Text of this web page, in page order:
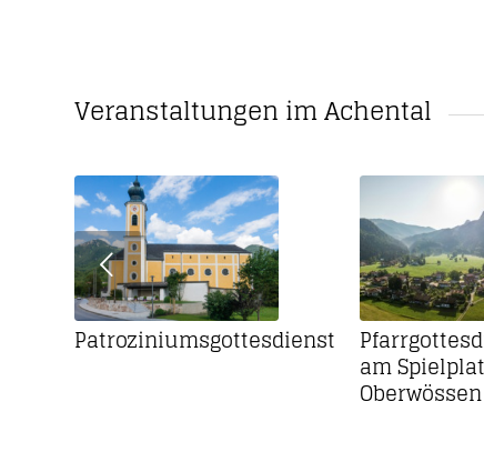
Veranstaltungen im Achental
Patroziniumsgottesdienst
am
Oberwössen